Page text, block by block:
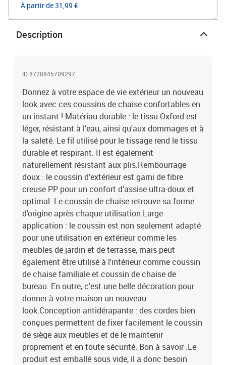
À partir de 31,99 €
Description
ID 8720845709297
Donnez à votre espace de vie extérieur un nouveau
look avec ces coussins de chaise confortables en
un instant ! Matériau durable : le tissu Oxford est
léger, résistant à l'eau, ainsi qu'aux dommages et à
la saleté. Le fil utilisé pour le tissage rend le tissu
durable et respirant. Il est également
naturellement résistant aux plis.Rembourrage
doux : le coussin d'extérieur est garni de fibre
creuse PP pour un confort d'assise ultra-doux et
optimal. Le coussin de chaise retrouve sa forme
d'origine après chaque utilisation.Large
application : le coussin est non seulement adapté
pour une utilisation en extérieur comme les
meubles de jardin et de terrasse, mais peut
également être utilisé à l'intérieur comme coussin
de chaise familiale et coussin de chaise de
bureau. En outre, c'est une belle décoration pour
donner à votre maison un nouveau
look.Conception antidérapante : des cordes bien
conçues permettent de fixer facilement le coussin
de siège aux meubles et de le maintenir
proprement et en toute sécurité. Bon à savoir :Le
produit est emballé sous vide, il a donc besoin